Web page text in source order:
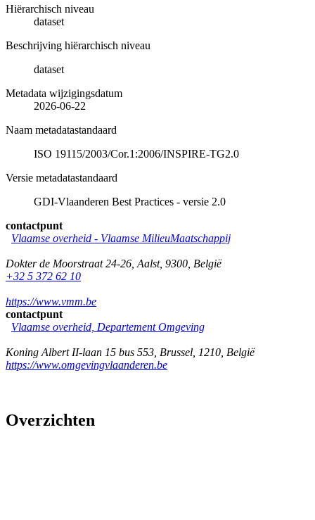
Hiërarchisch niveau
dataset
Beschrijving hiërarchisch niveau
dataset
Metadata wijzigingsdatum
2026-06-22
Naam metadatastandaard
ISO 19115/2003/Cor.1:2006/INSPIRE-TG2.0
Versie metadatastandaard
GDI-Vlaanderen Best Practices - versie 2.0
contactpunt
Vlaamse overheid - Vlaamse MilieuMaatschappij
Dokter de Moorstraat 24-26 Aalst, 9300 België
+32 5 372 62 10
https://www.vmm.be
contactpunt
Vlaamse overheid, Departement Omgeving
Koning Albert II-laan 15 bus 553 Brussel 1210 België
https://www.omgevingvlaanderen.be
Overzichten